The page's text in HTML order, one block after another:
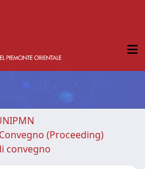
(Proceeding)
convegno